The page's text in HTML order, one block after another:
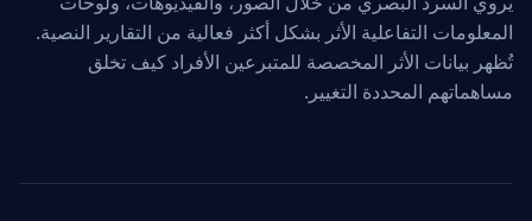
المعلومات التفاعلية الأثر بشكل أكثر فعالية من التقارير النصية.
تُظهر بيانات الأثر المخصصة للمتبرعين الأفراد كيف تخلق
مساهماتهم المحددة التغيير.